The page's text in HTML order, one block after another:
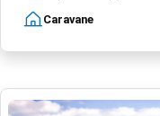
Caravane